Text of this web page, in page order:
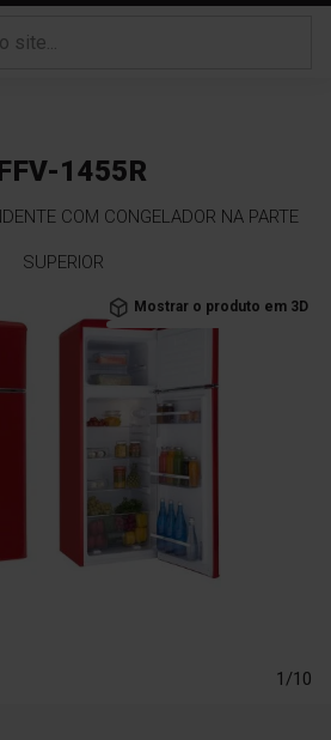
1455R
COM CONGELADOR NA PARTE
SUPERIOR
Mostrar o produto em 3D
1/10